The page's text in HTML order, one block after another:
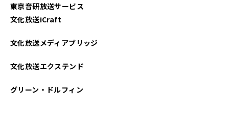
東京音研放送サービス
文化放送iCraft
文化放送メディアブリッジ
文化放送エクステンド
グリーン・ドルフィン